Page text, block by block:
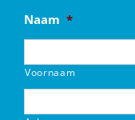
Naam *
Voornaam